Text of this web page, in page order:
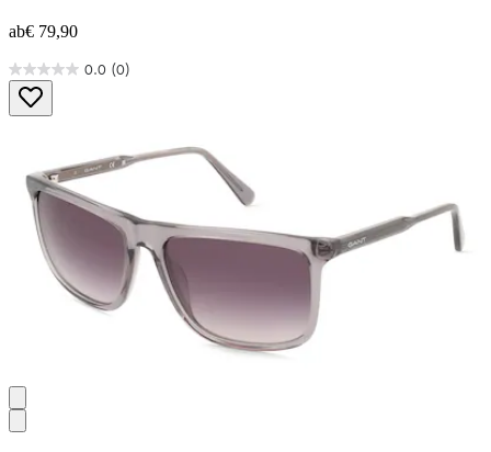
ab€ 79,90
0.0 (0)
0.0
von
5